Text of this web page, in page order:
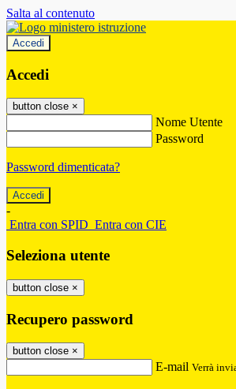
Salta al contenuto
Accedi
Accedi
button close ×
Nome Utente
Password
Password dimenticata?
-
Entra con SPID Entra con CIE
Seleziona utente
button close ×
Recupero password
button close ×
E-mail Verrà